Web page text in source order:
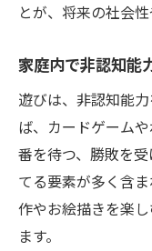
とが、将来の社会
家庭内で非認知能
遊びは、非認知能
ば、カードゲーム
番を待つ、勝敗を
てる要素が多く含
作やお絵描きを楽
ます。